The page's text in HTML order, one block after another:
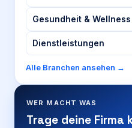
Gesundheit & Wellness
Dienstleistungen
Alle Branchen ansehen →
WER MACHT WAS
Trage deine Firma